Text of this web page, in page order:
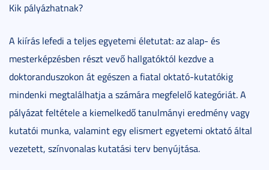
Kik pályázhatnak?
A kiírás lefedi a teljes egyetemi életutat: az alap- és
mesterképzésben részt vevő hallgatóktól kezdve a
doktoranduszokon át egészen a fiatal oktató-kutatókig
mindenki megtalálhatja a számára megfelelő kategóriát. A
pályázat feltétele a kiemelkedő tanulmányi eredmény vagy
kutatói munka, valamint egy elismert egyetemi oktató által
vezetett, színvonalas kutatási terv benyújtása.